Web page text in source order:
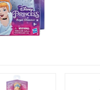
ריהוט לילדים